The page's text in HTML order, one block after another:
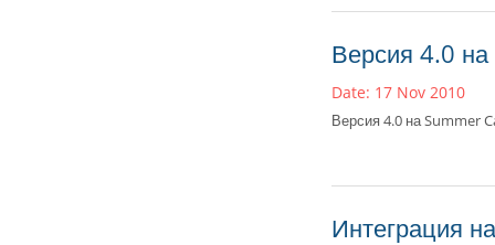
Версия 4.0
Date: 17 Nov 2010
Версия 4.0 на Summer
Интеграция